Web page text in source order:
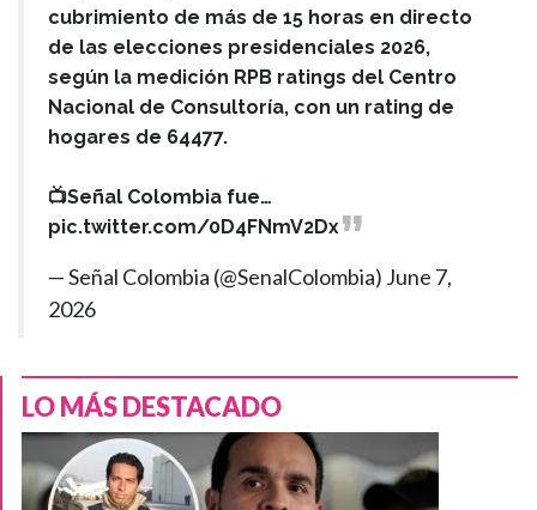
cubrimiento de más de 15 horas en directo
de las elecciones presidenciales 2026,
según la medición RPB ratings del Centro
Nacional de Consultoría, con un rating de
hogares de 64477.
📺Señal Colombia fue…
pic.twitter.com/0D4FNmV2Dx
— Señal Colombia (@SenalColombia) June 7,
2026
LO MÁS DESTACADO